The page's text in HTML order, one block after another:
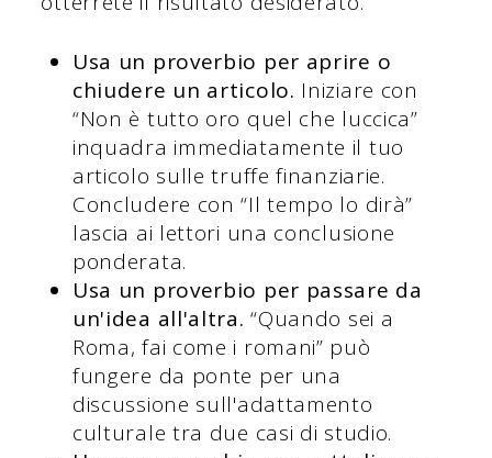
Usa un proverbio per aprire o
chiudere un articolo. Iniziare con
“Non è tutto oro quel che luccica”
inquadra immediatamente il tuo
articolo sulle truffe finanziarie.
Concludere con “Il tempo lo dirà”
lascia ai lettori una conclusione
ponderata.
Usa un proverbio per passare da
un'idea all'altra. “Quando sei a
Roma, fai come i romani” può
fungere da ponte per una
discussione sull'adattamento
culturale tra due casi di studio.